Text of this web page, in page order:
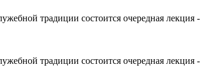
традиции состоится очередная лекция -
традиции состоится очередная лекция -